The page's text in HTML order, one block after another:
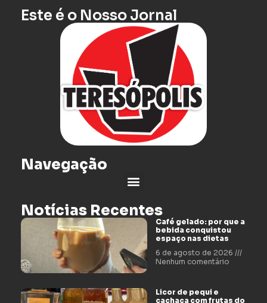
Este é o Nosso Jornal
Navegação
Notícias Recentes
Café gelado: por que a
bebida conquistou
espaço nas dietas
6 de agosto de 2026
Nenhum comentário
Licor de pequi e
cachaça com frutas do